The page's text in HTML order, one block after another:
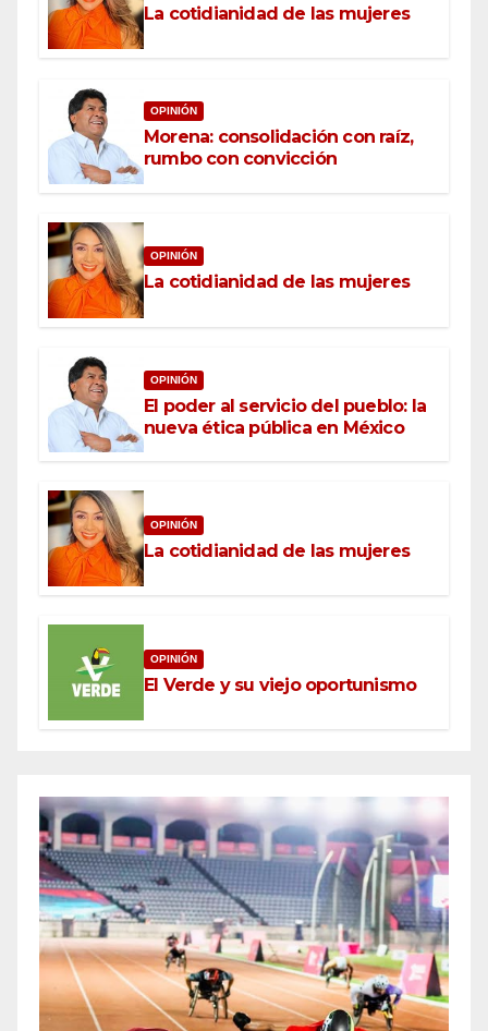
La cotidianidad de las mujeres
OPINIÓN
Morena: consolidación con raíz,
rumbo con convicción
OPINIÓN
La cotidianidad de las mujeres
OPINIÓN
El poder al servicio del pueblo: la
nueva ética pública en México
OPINIÓN
La cotidianidad de las mujeres
OPINIÓN
El Verde y su viejo oportunismo